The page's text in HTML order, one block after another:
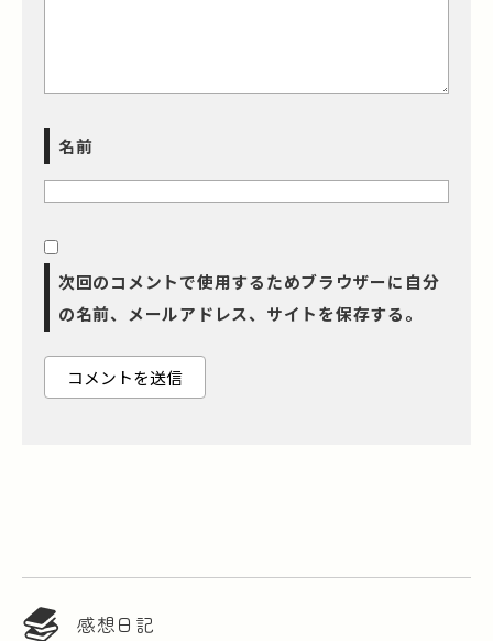
名前
次回のコメントで使用するためブラウザーに自分
の名前、メールアドレス、サイトを保存する。
感想日記